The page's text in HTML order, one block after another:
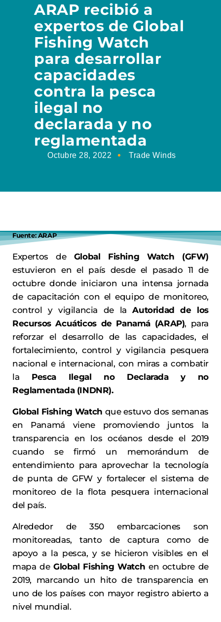
ARAP recibió a
expertos de Global
Fishing Watch
para desarrollar
capacidades
contra la pesca
ilegal no
declarada y no
reglamentada
Octubre 28, 2022 Trade Winds
Fuente: ARAP
Expertos de Global Fishing Watch (GFW)
estuvieron en el país desde el pasado 11 de
octubre donde iniciaron una intensa jornada
de capacitación con el equipo de monitoreo,
control y vigilancia de laAutoridad de los
Recursos Acuáticos de Panamá (ARAP), para
reforzar el desarrollo de las capacidades, el
fortalecimiento, control y vigilancia pesquera
nacional e internacional, con miras a combatir
la Pesca Ilegal no Declarada y no
Reglamentada (INDNR).
Global Fishing Watch que estuvo dos semanas
en Panamá viene promoviendo juntos la
transparencia en los océanos desde el 2019
cuando se firmó un memorándum de
entendimiento para aprovechar la tecnología
de punta de GFW y fortalecer el sistema de
monitoreo de la flota pesquera internacional
del país.
Alrededor de 350 embarcaciones son
monitoreadas, tanto de captura como de
apoyo a la pesca, y se hicieron visibles en el
mapa deGlobal Fishing Watch en octubre de
2019, marcando un hito de transparencia en
uno de los países con mayor registro abierto a
nivel mundial.